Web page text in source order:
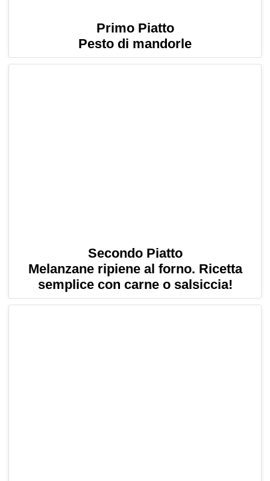
Primo Piatto
Pesto di mandorle
Secondo Piatto
Melanzane ripiene al forno. Ricetta
semplice con carne o salsiccia!